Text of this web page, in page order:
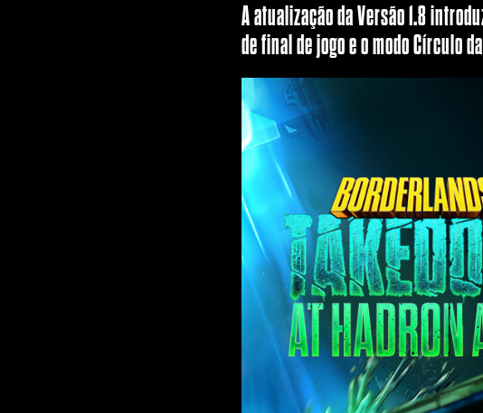
A atualização da Versão 1.8
de final de jogo e o modo Círculo